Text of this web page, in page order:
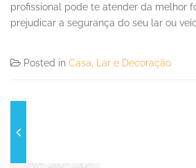
profissional pode te atender da melhor
prejudicar a segurança do seu lar ou
Posted in Casa, Lar e Decoração